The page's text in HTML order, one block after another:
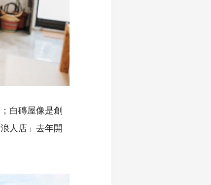
白磚屋像是創
人店」去年開